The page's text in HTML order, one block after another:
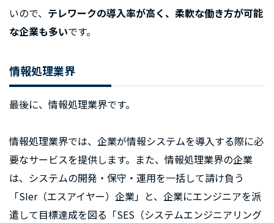
いので、 テレワークの導入率が高く、柔軟な働き方が可能
な企業も多いです。
情報処理業界
最後に、情報処理業界です。
情報処理業界では、企業が情報システムを導入する際に必
要なサービスを提供します。また、情報処理業界の企業
は、システムの開発・保守・運用を一括して請け負う
「SIer（エスアイヤー）企業」と、企業にエンジニアを派
遣して目標達成を図る「SES（システムエンジニアリング